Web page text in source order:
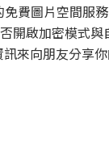
費圖片空間服
開啟加密模式
來向朋友分享你